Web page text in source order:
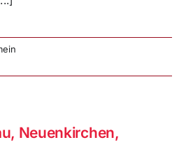
Neuenkirchen,